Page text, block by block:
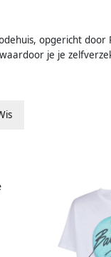
opgericht door
je je